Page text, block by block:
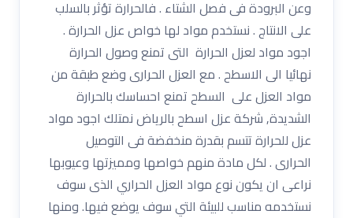
وعن البرودة فى فصل الشتاء . فالحرارة تؤثر بالسلب
على الانتاج . نستخدم مواد لها خواص عزل الحرارة .
اجود مواد لعزل الحرارة التى تمنع وصول الحرارة
نهائيا الى الاسطح . مع العزل الحرارى وضع طبقة من
مواد العزل على السطح تمنع احساسك بالحرارة
الشديدة, شركة عزل اسطح بالرياض نمتلك اجود مواد
عزل للحرارة تتسم بقدرة منخفضة فى التوصيل
الحرارى . لكل مادة منهم خواصها ومميزتها وعيوبها
نراعى ان يكون نوع مواد العزل الحراري الذى سوف
نستخدمه مناسب للبيئة التي سوف يوضع فيها. ومنها